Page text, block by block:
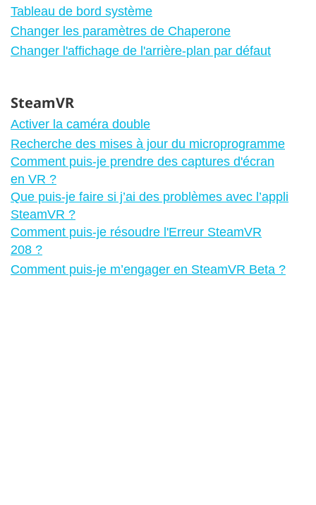
Tableau de bord système
Changer les paramètres de Chaperone
Changer l'affichage de l'arrière-plan par défaut
SteamVR
Activer la caméra double
Recherche des mises à jour du microprogramme
Comment puis-je prendre des captures d'écran
en VR ?
Que puis-je faire si j’ai des problèmes avec l’appli
SteamVR ?
Comment puis-je résoudre l'Erreur SteamVR
208 ?
Comment puis-je m’engager en SteamVR Beta ?